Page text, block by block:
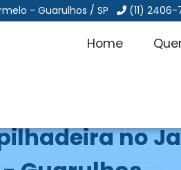
- Guarulhos / SP (11) 2406-
Home
no